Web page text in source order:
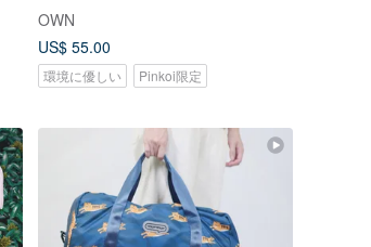
OWN
US$ 55.00
環境に優しい Pinkoi限定